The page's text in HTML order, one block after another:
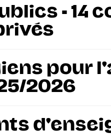
- 14
pour
2026